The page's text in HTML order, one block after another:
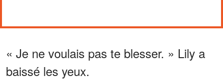
« Je ne voulais pas te blesser. » Lily a
baissé les yeux.